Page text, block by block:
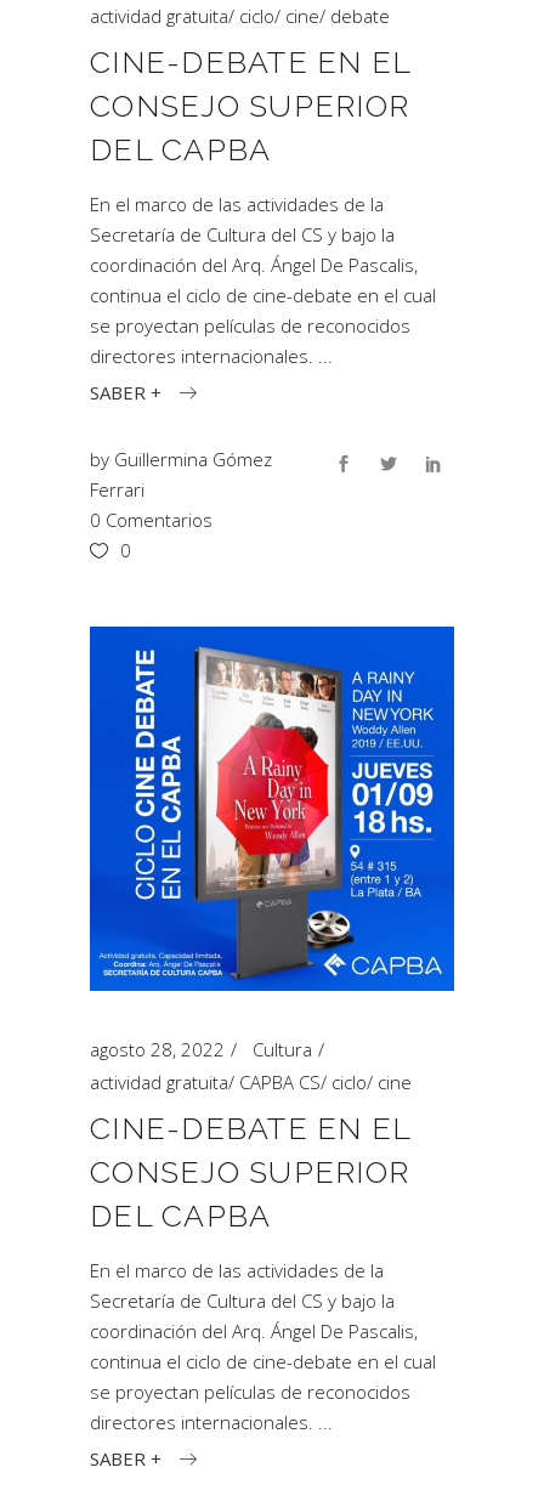
actividad gratuita/ ciclo/ cine/ debate
CINE-DEBATE EN EL
CONSEJO SUPERIOR
DEL CAPBA
En el marco de las actividades de la
Secretaría de Cultura del CS y bajo la
coordinación del Arq. Ángel De Pascalis,
continua el ciclo de cine-debate en el cual
se proyectan películas de reconocidos
directores internacionales.
SABER +
by Guillermina Gómez
Ferrari
0 Comentarios
0
agosto 28, 2022
Cultura
actividad gratuita/ CAPBA CS/ ciclo/ cine
CINE-DEBATE EN EL
CONSEJO SUPERIOR
DEL CAPBA
En el marco de las actividades de la
Secretaría de Cultura del CS y bajo la
coordinación del Arq. Ángel De Pascalis,
continua el ciclo de cine-debate en el cual
se proyectan películas de reconocidos
directores internacionales.
SABER +